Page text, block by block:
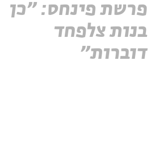
פרשת פינחס: "כן
בנות צלפחד
דוברות"